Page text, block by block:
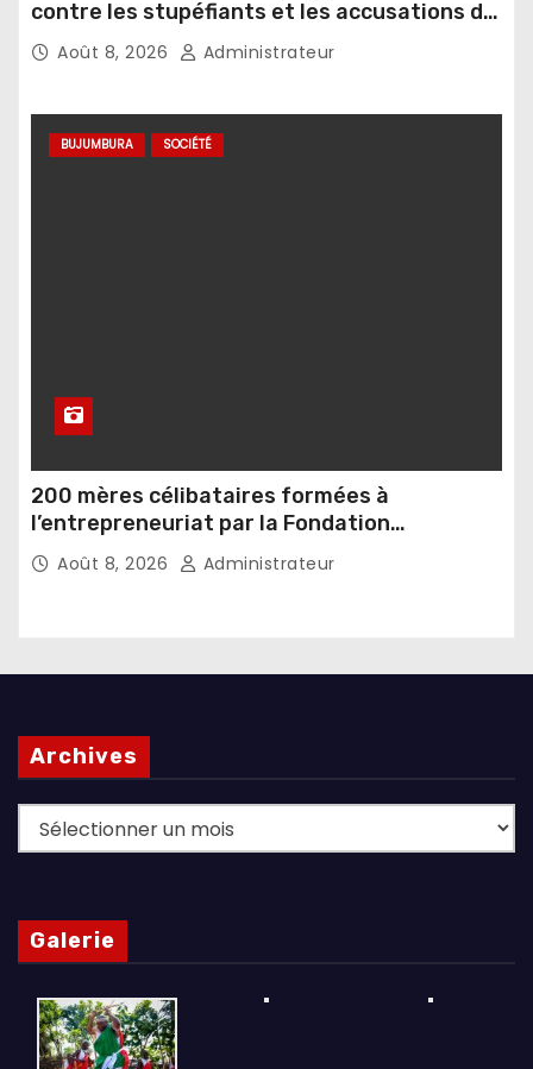
contre les stupéfiants et les accusations de
sorcellerie
Août 8, 2026 Administrateur
BUJUMBURA SOCIÉTÉ
200 mères célibataires formées à
l’entrepreneuriat par la Fondation
Umugiraneza et l’OPDD
Août 8, 2026 Administrateur
Archives
Archives
Galerie